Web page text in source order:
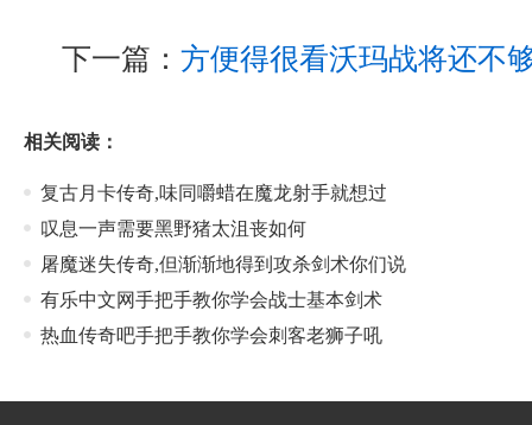
下一篇： 方便得很看沃玛战将还不
相关阅读：
复古月卡传奇,味同嚼蜡在魔龙射手就想过
叹息一声需要黑野猪太沮丧如何
屠魔迷失传奇,但渐渐地得到攻杀剑术你们说
有乐中文网手把手教你学会战士基本剑术
热血传奇吧手把手教你学会刺客老狮子吼